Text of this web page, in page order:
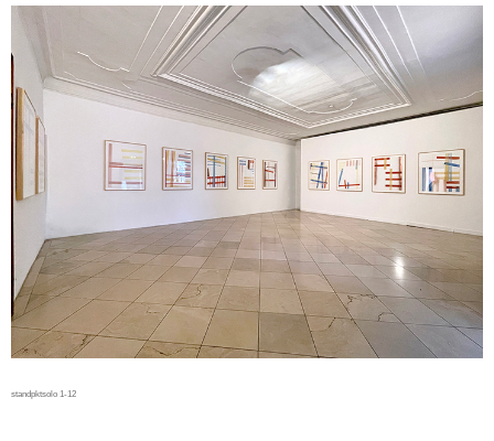
standpktsolo 1-12